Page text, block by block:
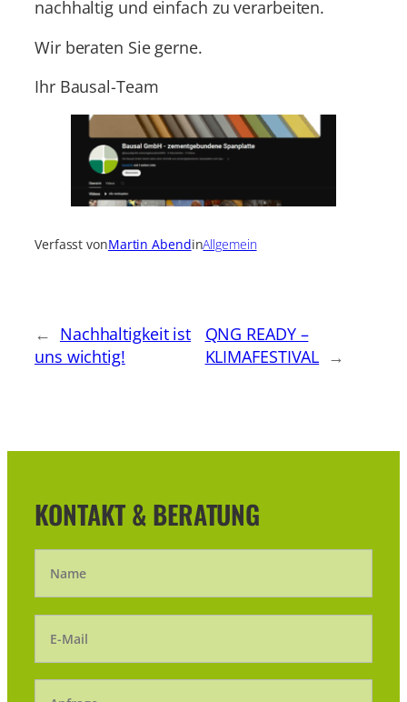
nachhaltig und einfach zu verarbeiten.
Wir beraten Sie gerne.
Ihr Bausal-Team
Verfasst vonMartin AbendinAllgemein
← Nachhaltigkeit ist
uns wichtig!
QNG READY –
KLIMAFESTIVAL →
KONTAKT & BERATUNG